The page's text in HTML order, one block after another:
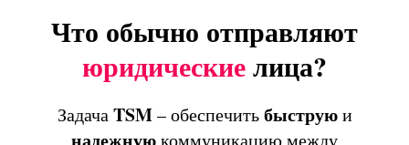
Что обычно отправляют
юридическиелица?
ЗадачаTSM– обеспечитьбыструюи
надежнуюкоммуникацию между